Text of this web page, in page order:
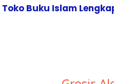
Toko Buku Islam